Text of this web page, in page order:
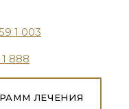
1 003
888
ЛЕЧЕНИЯ